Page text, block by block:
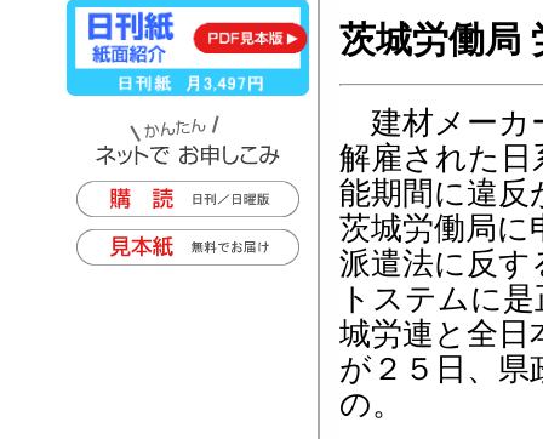
茨城労働局
建材メーカ
解雇された日
能期間に違反
茨城労働局に
派遣法に反す
トステムに
城労連と全日
が２５日、
の。